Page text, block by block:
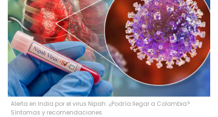
Alerta en India por el virus Nipah: ¿Podría llegar a Colombia?
Síntomas y recomendaciones